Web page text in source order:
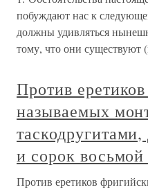
побуждают нас к
должны удивляться
тому, что они существуют
Против
называемых
и сорок восьмой
Против еретиков